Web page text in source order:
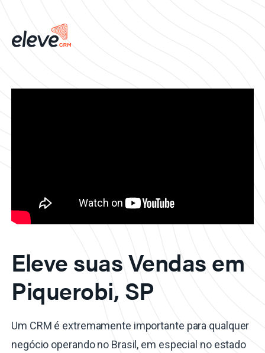
Eleve suas Vendas em
Piquerobi, SP
Um CRM é extremamente importante para qualquer
negócio operando no Brasil, em especial no estado